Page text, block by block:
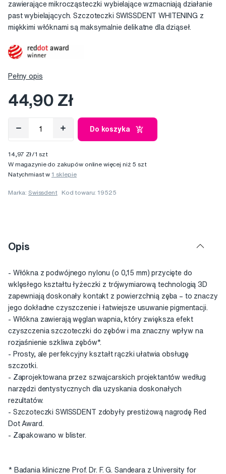
zawierające mikrocząsteczki wybielające wzmacniają działanie
past wybielających. Szczoteczki SWISSDENT WHITENING z
miękkimi włóknami są maksymalnie delikatne dla dziąseł.
Pełny opis
44,90 Zł
Do koszyka
14,97 Zł/1 szt
W magazynie do zakupów online więcej niż 5 szt
Natychmiast w1 sklepie
Marka:Swissdent Kod towaru: 19525
Opis
- Włókna z podwójnego nylonu (o 0,15 mm) przycięte do
wklęsłego kształtu łyżeczki z trójwymiarową technologią 3D
zapewniają doskonały kontakt z powierzchnią zęba – to znaczy
jego dokładne czyszczenie i łatwiejsze usuwanie pigmentacji.
- Włókna zawierają węglan wapnia, który zwiększa efekt
czyszczenia szczoteczki do zębów i ma znaczny wpływ na
rozjaśnienie szkliwa zębów*.
- Prosty, ale perfekcyjny kształt rączki ułatwia obsługę
szczotki.
- Zaprojektowana przez szwajcarskich projektantów według
narzędzi dentystycznych dla uzyskania doskonałych
rezultatów.
- Szczoteczki SWISSDENT zdobyły prestiżową nagrodę Red
Dot Award.
- Zapakowano w blister.
* Badania kliniczne Prof. Dr. F. G. Sandeara z University for